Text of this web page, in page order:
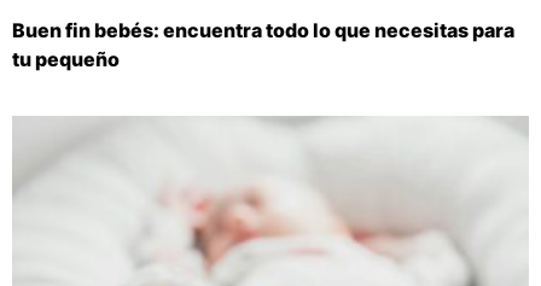
Buen fin bebés: encuentra todo lo que necesitas para
tu pequeño